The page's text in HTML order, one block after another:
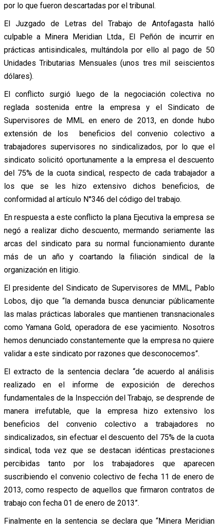
por lo que fueron descartadas por el tribunal.
El Juzgado de Letras del Trabajo de Antofagasta halló
culpable a Minera Meridian Ltda., El Peñón de incurrir en
prácticas antisindicales, multándola por ello al pago de 50
Unidades Tributarias Mensuales (unos tres mil seiscientos
dólares).
El conflicto surgió luego de la negociación colectiva no
reglada sostenida entre la empresa y el Sindicato de
Supervisores de MML en enero de 2013, en donde hubo
extensión de los beneficios del convenio colectivo a
trabajadores supervisores no sindicalizados, por lo que el
sindicato solicitó oportunamente a la empresa el descuento
del 75% de la cuota sindical, respecto de cada trabajador a
los que se les hizo extensivo dichos beneficios, de
conformidad al artículo N°346 del código del trabajo.
En respuesta a este conflicto la plana Ejecutiva la empresa se
negó a realizar dicho descuento, mermando seriamente las
arcas del sindicato para su normal funcionamiento durante
más de un año y coartando la filiación sindical de la
organización en litigio.
El presidente del Sindicato de Supervisores de MML, Pablo
Lobos, dijo que “la demanda busca denunciar públicamente
las malas prácticas laborales que mantienen transnacionales
como Yamana Gold, operadora de ese yacimiento. Nosotros
hemos denunciado constantemente que la empresa no quiere
validar a este sindicato por razones que desconocemos”.
El extracto de la sentencia declara “de acuerdo al análisis
realizado en el informe de exposición de derechos
fundamentales de la Inspección del Trabajo, se desprende de
manera irrefutable, que la empresa hizo extensivo los
beneficios del convenio colectivo a trabajadores no
sindicalizados, sin efectuar el descuento del 75% de la cuota
sindical, toda vez que se destacan idénticas prestaciones
percibidas tanto por los trabajadores que aparecen
suscribiendo el convenio colectivo de fecha 11 de enero de
2013, como respecto de aquellos que firmaron contratos de
trabajo con fecha 01 de enero de 2013”.
Finalmente en la sentencia se declara que “Minera Meridian